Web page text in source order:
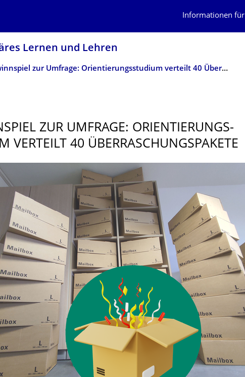
Informationen für
Lernen und Lehren
Gewinnspiel zur Umfrage: Orientierungsstudium verteilt 40 Überraschungspakete
ZUR UMFRAGE: ORIENTIERUNGS­
VERTEILT 40 ÜBERRASCHUNGS­PAKETE